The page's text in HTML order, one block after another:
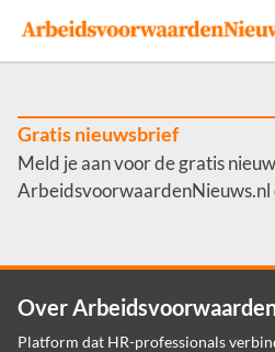
Events
Adverteren
Werkgevers
Contact
Gratis nieuwsbrief
Meld je aan voor de gratis
ArbeidsvoorwaardenNieuws.nl
Over
Platform dat HR-professionals